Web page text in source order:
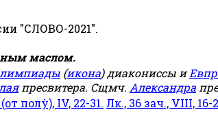
"СЛОВО-2021".
маслом.
(икона) диакониссы и
пресвитера. Сщмч. Александра
полу́), IV, 22-31. Лк., 36 зач., VIII, 16-